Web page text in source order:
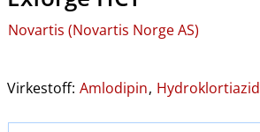
Novartis (Novartis Norge AS)
Virkestoff: Amlodipin, Hydroklortiazid